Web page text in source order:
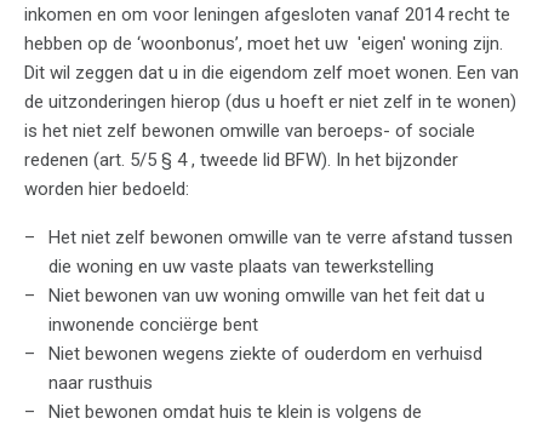
inkomen en om voor leningen afgesloten vanaf 2014 recht te
hebben op de ‘woonbonus’, moet het uw 'eigen' woning zijn.
Dit wil zeggen dat u in die eigendom zelf moet wonen. Een van
de uitzonderingen hierop (dus u hoeft er niet zelf in te wonen)
is het niet zelf bewonen omwille van beroeps- of sociale
redenen (art. 5/5 § 4 , tweede lid BFW). In het bijzonder
worden hier bedoeld:
Het niet zelf bewonen omwille van te verre afstand tussen
die woning en uw vaste plaats van tewerkstelling
Niet bewonen van uw woning omwille van het feit dat u
inwonende conciërge bent
Niet bewonen wegens ziekte of ouderdom en verhuisd
naar rusthuis
Niet bewonen omdat huis te klein is volgens de